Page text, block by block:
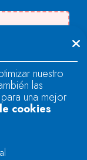
el campo
campo
nuestro
las
una mejor
cookies